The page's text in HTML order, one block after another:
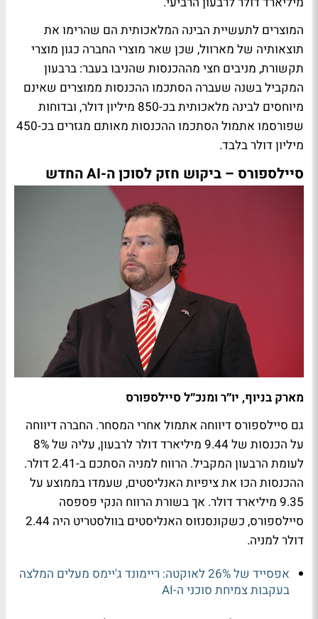
המוצרים לתעשיית הבינה המלאכותית הם שהרימו את
תוצאותיה של מארוול, שכן שאר מוצרי החברה כגון מוצרי
תקשורת, מניבים חצי מההכנסות שהניבו בעבר: ברבעון
המקביל בשנה שעברה הסתכמו ההכנסות ממוצרים שאינם
מיוחסים לבינה מלאכותית בכ-850 מיליון דולר, ובדוחות
שפורסמו אתמול הסתכמו ההכנסות מאותם מגזרים בכ-450
מיליון דולר בלבד.
סיילספורס – ביקוש חזק לסוכן ה-AI החדש
מארק בניוף, יו״ר ומנכ״ל סיילספורס
גם סיילספורס דיווחה אתמול אחרי המסחר. החברה דיווחה
על הכנסות של 9.44 מיליארד דולר לרבעון, עליה של 8%
לעומת הרבעון המקביל. הרווח למניה הסתכם ב-2.41 דולר.
ההכנסות הכו את ציפיות האנליסטים, שעמדו בממוצע על
9.35 מיליארד דולר. אך בשורת הרווח הנקי פספסה
סיילספורס, כשקונסנזוס האנליסטים בוולסטריט היה 2.44
דולר למניה.
אפסייד של 26% לאוקטה: ריימונד ג'יימס מעלים המלצה
בעקבות צמיחת סוכני ה-AI